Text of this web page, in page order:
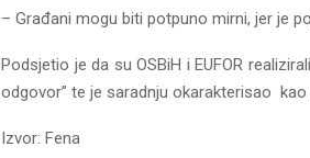
– Građani mogu biti potpuno mirni, jer je
Podsjetio je da su OSBiH i EUFOR
odgovor” te je saradnju okarakterisao
Izvor: Fena